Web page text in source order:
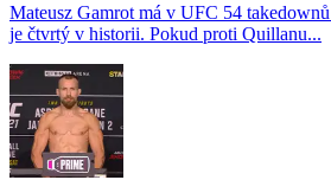
Mateusz Gamrot má v UFC 54
je čtvrtý v historii. Pokud proti Quillanu...